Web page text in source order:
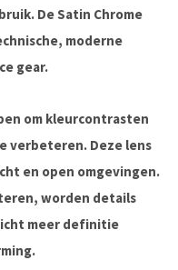
De Satin Chrome
moderne
gear.
om kleurcontrasten
verbeteren. Deze lens
en open omgevingen.
worden details
meer definitie